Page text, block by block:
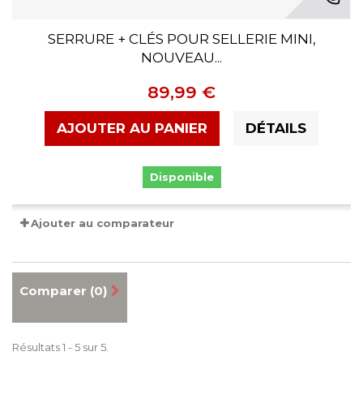
SERRURE + CLÉS POUR SELLERIE MINI,
NOUVEAU...
89,99 €
AJOUTER AU PANIER DÉTAILS
Disponible
Ajouter au comparateur
Comparer (0)
Résultats 1 - 5 sur 5.